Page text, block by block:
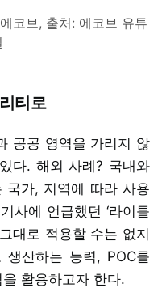
코브, 출처: 에코브 유튜
티로
공공 영역을 가리지 않
다. 해외 사례? 국내와
국가, 지역에 따라 사용
사에 언급했던 ‘라이틀
대로 적용할 수는 없지
산하는 능력, POC를
활용하고자 한다.